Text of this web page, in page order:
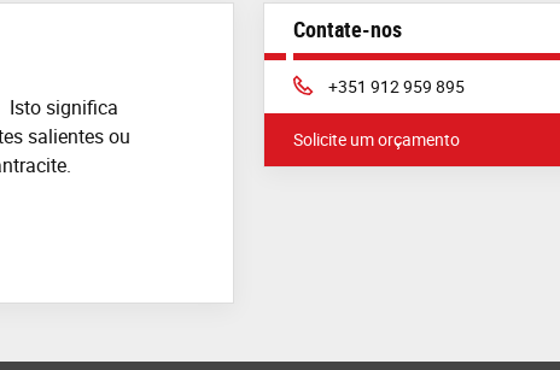
significa
salientes ou
Contate-nos
Phone:
+351 912 959 895
Solicite um orçamento